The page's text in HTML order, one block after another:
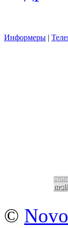
Информеры |
©